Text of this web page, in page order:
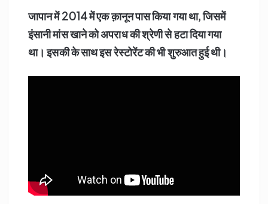
जापान में 2014 में एक क़ानून पास किया गया था, जिसमें
इंसानी मांस खाने को अपराध की श्रेणी से हटा दिया गया
था। इसकी के साथ इस रेस्टोरेंट की भी शुरुआत हुई थी।